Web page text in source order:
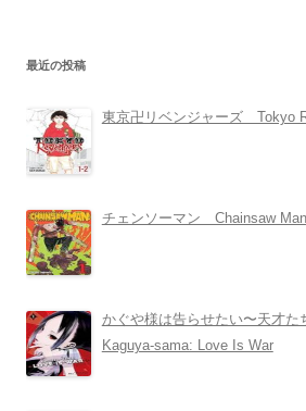
最近の投稿
東京卍リベンジャーズ Tokyo
チェンソーマン Chainsaw Man
かぐや様は告らせたい〜天才
Kaguya-sama: Love Is War